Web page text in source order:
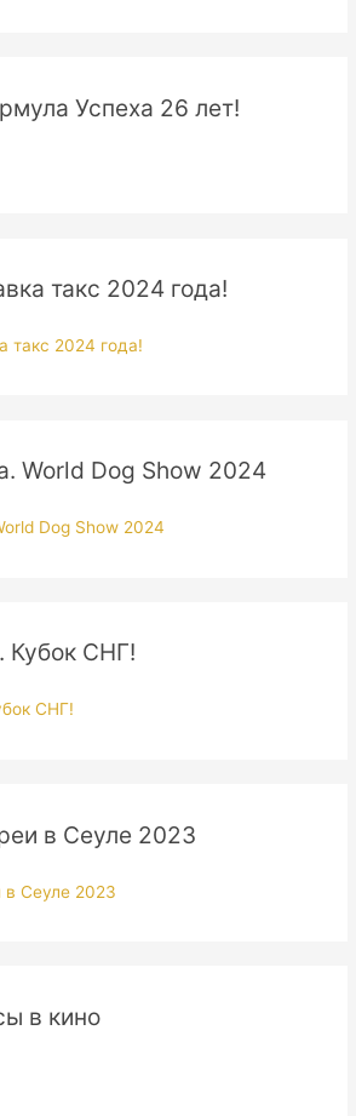
Успеха 26 лет!
такс 2024 года!
World Dog Show 2024
Кубок СНГ!
в Сеуле 2023
в кино